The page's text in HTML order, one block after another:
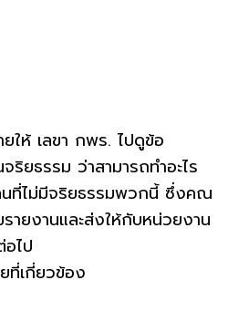
ให้ เลขา กพร. ไปดูข้อ
ริยธรรม ว่าสามารถทำอะไร
นที่ไม่มีจริยธรรมพวกนี้ ซึ่งคณ
ายงานและส่งให้กับหน่วยงาน
อไป
ที่เกี่ยวข้อง